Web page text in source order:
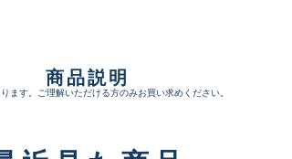
C-
かなり使用感があり、全体
商品説明
ます。ご理解いただける方のみお買い求めください。